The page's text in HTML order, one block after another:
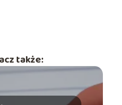
także: